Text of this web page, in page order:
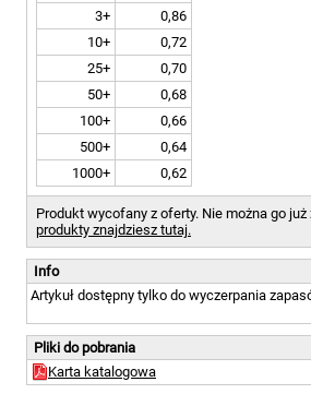
3+
0,86
10+
0,72
25+
0,70
50+
0,68
100+
0,66
500+
0,64
1000+
0,62
Produkt wycofany z oferty. Nie można go
produkty znajdziesz tutaj.
Info
Artykuł dostępny tylko do wyczerpania
Pliki do pobrania
Karta katalogowa